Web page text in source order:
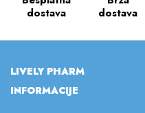
dostava
dostava
LIVELY PHARM
INFORMACIJE